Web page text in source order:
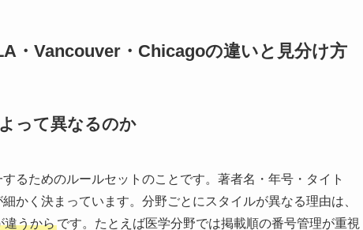
・Vancouver・Chicagoの違いと見分け方
って異なるのか
るためのルールセットのことです。著者名・年号・タイト
かく決まっています。分野ごとにスタイルが異なる理由は、
違うからです。たとえば医学分野では掲載順の番号管理が重視